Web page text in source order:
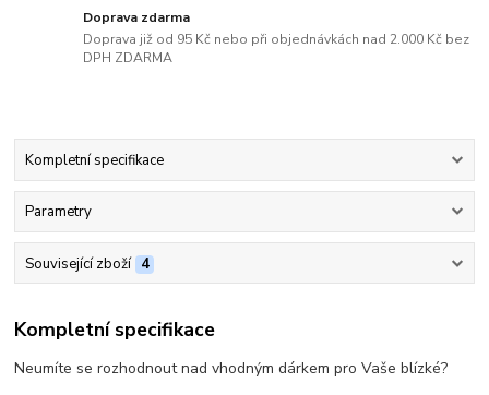
Doprava zdarma
Doprava již od 95 Kč nebo při objednávkách nad 2.000 Kč bez
DPH ZDARMA
Kompletní specifikace
Parametry
Související zboží 4
Kompletní specifikace
Neumíte se rozhodnout nad vhodným dárkem pro Vaše blízké?